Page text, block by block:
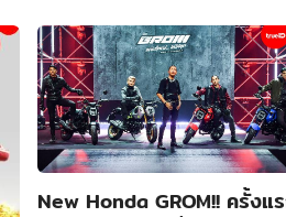
New Honda GROM!! ครั้งแ